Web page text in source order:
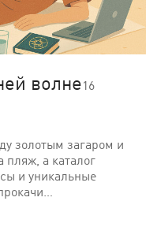
волне16
золотым загаром и
а каталог
и уникальные